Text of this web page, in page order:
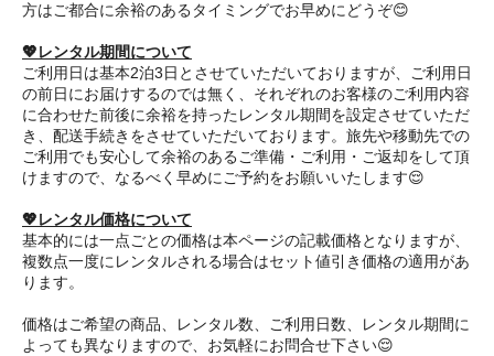
方はご都合に余裕のあるタイミングでお早めにどうぞ😊
💖レンタル期間について
ご利用日は基本2泊3日とさせていただいておりますが、ご利用日
の前日にお届けするのでは無く、それぞれのお客様のご利用内容
に合わせた前後に余裕を持ったレンタル期間を設定させていただ
き、配送手続きをさせていただいております。旅先や移動先での
ご利用でも安心して余裕のあるご準備・ご利用・ご返却をして頂
けますので、なるべく早めにご予約をお願いいたします😌
💖レンタル価格について
基本的には一点ごとの価格は本ページの記載価格となりますが、
複数点一度にレンタルされる場合はセット値引き価格の適用があ
ります。
価格はご希望の商品、レンタル数、ご利用日数、レンタル期間に
よっても異なりますので、お気軽にお問合せ下さい😌